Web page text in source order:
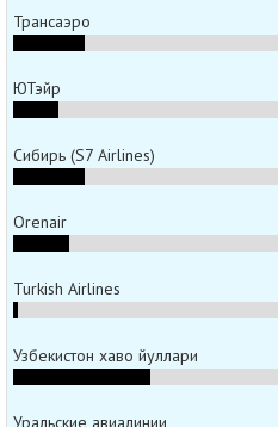
Трансаэро
ЮТэйр
Сибирь (S7 Airlines)
Orenair
Turkish Airlines
Узбекистон хаво йуллари
Уральские авиалинии